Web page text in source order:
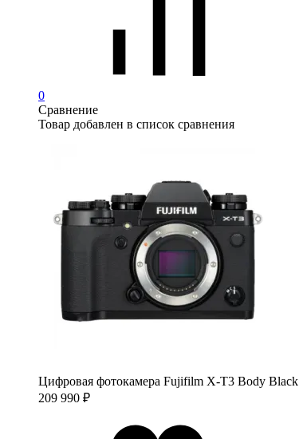
0
Сравнение
Товар добавлен в список сравнения
Цифровая фотокамера Fujifilm X-T3 Body Black
209 990 ₽